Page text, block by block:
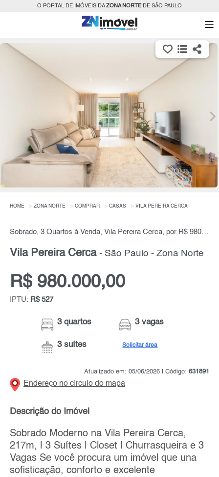
O PORTAL DE IMÓVEIS DAZONA NORTEDE SÃO PAULO
HOME ZONA NORTE COMPRAR CASAS VILA PEREIRA CERCA
Sobrado, 3 Quartos à Venda, Vila Pereira Cerca, por R$ 980.000,00
Vila Pereira Cerca - São Paulo - Zona Norte
R$ 980.000,00
IPTU: R$ 527
3 quartos
3 suítes
3 vagas
Solicitar área
Atualizado em: 05/06/2026 | Código: 631891
Endereço no círculo do mapa
Descrição do Imóvel
Sobrado Moderno na Vila Pereira Cerca,
217m, | 3 Suítes | Closet | Churrasqueira e 3
Vagas Se você procura um imóvel que una
sofisticação, conforto e excelente